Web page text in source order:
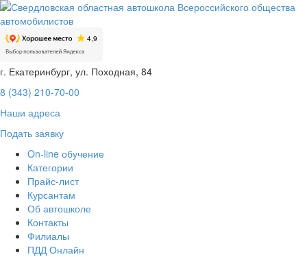
г. Екатеринбург, ул. Походная, 84
8 (343) 210-70-00
Наши адреса
Подать заявку
On-line обучение
Категории
Прайс-лист
Курсантам
Об автошколе
Контакты
Филиалы
ПДД Онлайн